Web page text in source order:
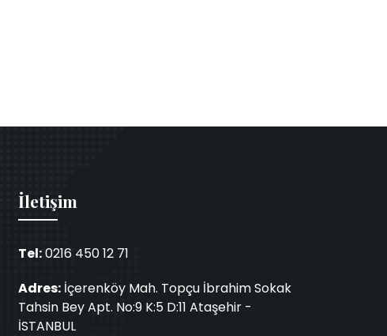
İletişim
Tel:0216 450 12 71
Adres: İçerenköy Mah. Topçu İbrahim Sokak
Tahsin Bey Apt. No:9 K:5 D:11 Ataşehir -
İSTANBUL